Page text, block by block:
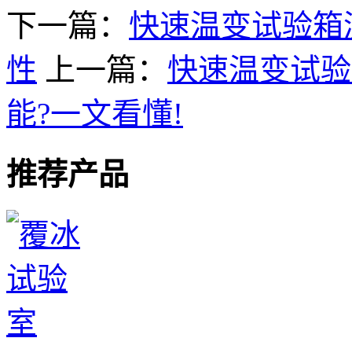
下一篇： 快速温变试验
性
上一篇： 快速温变试
能?一文看懂!
推荐产品